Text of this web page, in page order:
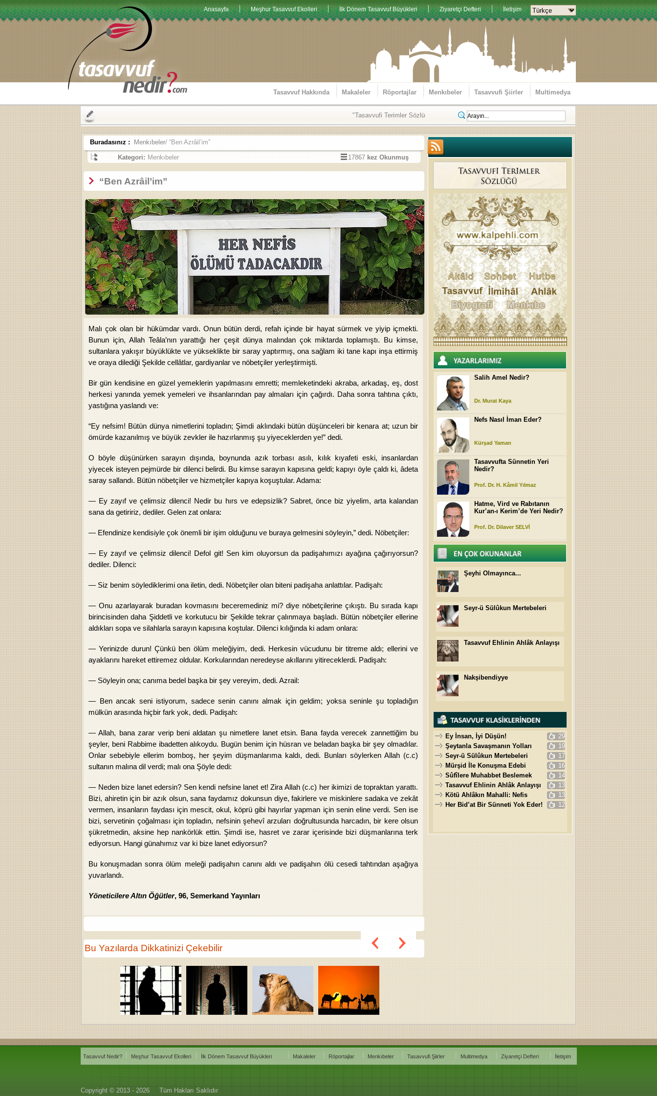
Anasayfa Meşhur Tasavvuf Ekolleri İlk Dönem Tasavvuf Büyükleri Ziyaretçi Defteri İletişim
Tasavvuf Hakkında Makaleler Röportajlar Menkıbeler Tasavvufi Şiirler Multimedya
Buradasınız : Menkıbeler/ “Ben Azrâil’im”
Kategori: Menkıbeler 17867 kez Okunmuş
“Ben Azrâil’im”
Malı çok olan bir hükümdar vardı. Onun bütün derdi, refah içinde bir hayat sürmek ve yiyip içmekti.
Bunun için, Allah Teâla’nın yarattığı her çeşit dünya malından çok miktarda toplamıştı. Bu kimse,
sultanlara yakışır büyüklükte ve yükseklikte bir saray yaptırmış, ona sağlam iki tane kapı inşa ettirmiş
ve oraya dilediği Şekilde cellâtlar, gardiyanlar ve nöbetçiler yerleştirmişti.
Bir gün kendisine en güzel yemeklerin yapılmasını emretti; memleketindeki akraba, arkadaş, eş, dost
herkesi yanında yemek yemeleri ve ihsanlarından pay almaları için çağırdı. Daha sonra tahtına çıktı,
yastığına yaslandı ve:
“Ey nefsim! Bütün dünya nimetlerini topladın; Şimdi aklındaki bütün düşünceleri bir kenara at; uzun bir
ömürde kazanılmış ve büyük zevkler ile hazırlanmış şu yiyeceklerden ye!” dedi.
O böyle düşünürken sarayın dışında, boynunda azık torbası asılı, kılık kıyafeti eski, insanlardan
yiyecek isteyen pejmürde bir dilenci belirdi. Bu kimse sarayın kapısına geldi; kapıyı öyle çaldı ki, âdeta
saray sallandı. Bütün nöbetçiler ve hizmetçiler kapıya koşuştular. Adama:
— Ey zayıf ve çelimsiz dilenci! Nedir bu hırs ve edepsizlik? Sabret, önce biz yiyelim, arta kalandan
sana da getiririz, dediler. Gelen zat onlara:
— Efendinize kendisiyle çok önemli bir işim olduğunu ve buraya gelmesini söyleyin,” dedi. Nöbetçiler:
— Ey zayıf ve çelimsiz dilenci! Defol git! Sen kim oluyorsun da padişahımızı ayağına çağırıyorsun?
dediler. Dilenci:
— Siz benim söylediklerimi ona iletin, dedi. Nöbetçiler olan biteni padişaha anlattılar. Padişah:
— Onu azarlayarak buradan kovmasını beceremediniz mi? diye nöbetçilerine çıkıştı. Bu sırada kapı
birincisinden daha Şiddetli ve korkutucu bir Şekilde tekrar çalınmaya başladı. Bütün nöbetçiler ellerine
aldıkları sopa ve silahlarla sarayın kapısına koştular. Dilenci kılığında ki adam onlara:
— Yerinizde durun! Çünkü ben ölüm meleğiyim, dedi. Herkesin vücudunu bir titreme aldı; ellerini ve
ayaklarını hareket ettiremez oldular. Korkularından neredeyse akıllarını yitireceklerdi. Padişah:
— Söyleyin ona; canıma bedel başka bir şey vereyim, dedi. Azrail:
— Ben ancak seni istiyorum, sadece senin canını almak için geldim; yoksa seninle şu topladığın
mülkün arasında hiçbir fark yok, dedi. Padişah:
— Allah, bana zarar verip beni aldatan şu nimetlere lanet etsin. Bana fayda verecek zannettiğim bu
şeyler, beni Rabbime ibadetten alıkoydu. Bugün benim için hüsran ve beladan başka bir şey olmadılar.
Onlar sebebiyle ellerim bomboş, her şeyim düşmanlarıma kaldı, dedi. Bunları söylerken Allah (c.c)
sultanın malına dil verdi; malı ona Şöyle dedi:
— Neden bize lanet edersin? Sen kendi nefsine lanet et! Zira Allah (c.c) her ikimizi de topraktan yarattı.
Bizi, ahiretin için bir azık olsun, sana faydamız dokunsun diye, fakirlere ve miskinlere sadaka ve zekât
vermen, insanların faydası için mescit, okul, köprü gibi hayırlar yapman için senin eline verdi. Sen ise
bizi, servetinin çoğalması için topladın, nefsinin şehevî arzuları doğrultusunda harcadın, bir kere olsun
şükretmedin, aksine hep nankörlük ettin. Şimdi ise, hasret ve zarar içerisinde bizi düşmanlarına terk
ediyorsun. Hangi günahımız var ki bize lanet ediyorsun?
Bu konuşmadan sonra ölüm meleği padişahın canını aldı ve padişahın ölü cesedi tahtından aşağıya
yuvarlandı.
Yöneticilere Altın Öğütler, 96, Semerkand Yayınları
Bu Yazılarda Dikkatinizi Çekebilir
Salih Amel Nedir?
Dr. Murat Kaya
Nefs Nasıl İman Eder?
Kürşad Yaman
Tasavvufta Sünnetin Yeri
Nedir?
Prof. Dr. H. Kâmil Yılmaz
Hatme, Vird ve Rabıtanın
Kur’an-ı Kerim’de Yeri Nedir?
Prof. Dr. Dilaver SELVİ
Şeyhi Olmayınca...
Seyr-ü Sülûkun Mertebeleri
Tasavvuf Ehlinin Ahlâk Anlayışı
Nakşibendiyye
Ey İnsan, İyi Düşün!
29
Şeytanla Savaşmanın Yolları
19
Seyr-ü Sülûkun Mertebeleri
17
Mürşid İle Konuşma Edebi
16
Sûfîlere Muhabbet Beslemek
14
Tasavvuf Ehlinin Ahlâk Anlayışı
13
Kötü Ahlâkın Mahalli: Nefis
13
Her Bid’at Bir Sünneti Yok Eder!
12
Tasavvuf Nedir? Meşhur Tasavvuf Ekolleri İlk Dönem Tasavvuf Büyükleri Makaleler Röportajlar Menkıbeler Tasavvufi Şiirler Multimedya Ziyaretçi Defteri İletişim
Copyright © 2013 - 2026 Tüm Hakları Saklıdır